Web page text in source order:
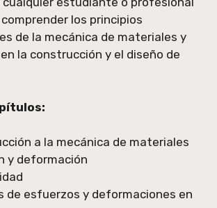
los principios
de la mecánica de materiales y
la construcción y el diseño de
a la mecánica de materiales
y deformación
de esfuerzos y deformaciones en